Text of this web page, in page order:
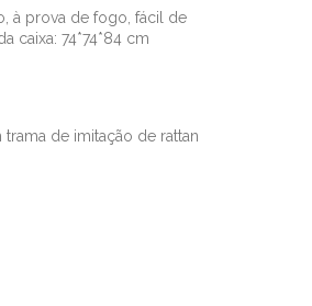
à prova de fogo, fácil de
caixa: 74*74*84 cm
de imitação de rattan